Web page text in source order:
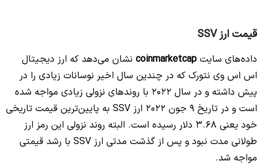
قیمت ارز SSV
داده‌های سایت coinmarketcap نشان می‌دهد که ارز دیجیتال
اس اس وی نتورک که در چندین سال اخیر نوسانات زیادی را در
پیش داشته و در سال 2022 با روندهای نزولی زیادی مواجه شده
است و در تاریخ 9 جون 2022 ارز SSV به پایین‌ترین قیمت تاریخی
خود یعنی 3.68 دلار رسیده است. البته روند نزولی این رمز ارز
طولانی مدت نبود و پس از گذشت مدتی ارز SSV با رشد قیمتی
مواجه شد.